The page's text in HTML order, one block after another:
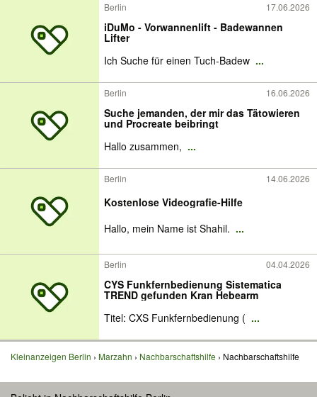
Berlin 17.06.2026
iDuMo - Vorwannenlift - Badewannen
Lifter
Ich Suche für einen Tuch-Badew ...
Berlin 16.06.2026
Suche jemanden, der mir das Tätowieren
und Procreate beibringt
Hallo zusammen, ...
Berlin 14.06.2026
Kostenlose Videografie-Hilfe
Hallo, mein Name ist Shahil. ...
Berlin 04.04.2026
CYS Funkfernbedienung Sistematica
TREND gefunden Kran Hebearm
Titel: CXS Funkfernbedienung ( ...
Kleinanzeigen Berlin Marzahn Nachbarschaftshilfe Nachbarschaftshilfe